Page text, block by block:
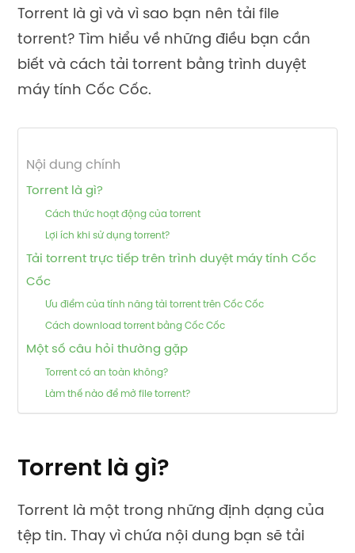
Torrent là gì và vì sao bạn nên tải file
torrent? Tìm hiểu về những điều bạn cần
biết và cách tải torrent bằng trình duyệt
máy tính Cốc Cốc.
Nội dung chính
Torrent là gì?
Cách thức hoạt động của torrent
Lợi ích khi sử dụng torrent?
Tải torrent trực tiếp trên trình duyệt máy tính Cốc
Cốc
Ưu điểm của tính năng tải torrent trên Cốc Cốc
Cách download torrent bằng Cốc Cốc
Một số câu hỏi thường gặp
Torrent có an toàn không?
Làm thế nào để mở file torrent?
Torrent là gì?
Torrent là một trong những định dạng của
tệp tin. Thay vì chứa nội dung bạn sẽ tải